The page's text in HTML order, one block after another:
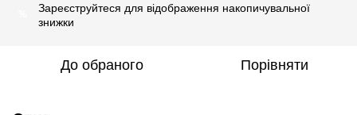
Зареєструйтеся для відображення накопичувальної
знижки
До обраного Порівняти